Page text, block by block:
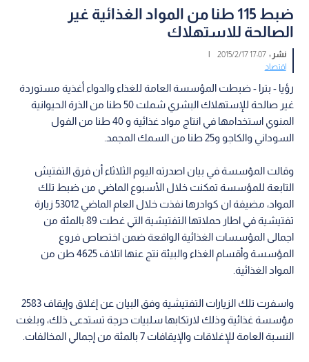
ضبط 115 طنا من المواد الغذائية غير
الصالحة للاستهلاك
نشر :17:07 2015/2/17
|
اقتصاد
رؤيا - بترا - ضبطت المؤسسة العامة للغذاء والدواء أغذية مستوردة
غير صالحة للإستهلاك البشري شملت 50 طنا من الذرة الحيوانية
المنوي استخدامها في انتاج مواد غذائية و 40 طنا من الفول
السوداني والكاجو و25 طنا من السمك المجمد.
وقالت المؤسسة في بيان اصدرته اليوم الثلاثاء أن فرق التفتيش
التابعة للمؤسسة تمكنت خلال الأسبوع الماضي من ضبط تلك
المواد، مضيفة ان كوادرها نفذت خلال العام الماضي 53012 زيارة
تفتيشية في اطار حملاتها التفتيشية التي غطت 89 بالمئة من
اجمالى المؤسسات الغذائية الواقعة ضمن اختصاص فروع
المؤسسة وأقسام الغذاء والبيئة نتج عنها اتلاف 4625 طن من
المواد الغذائية.
واسفرت تلك الزيارات التفتيشية وفق البيان عن إغلاق وإيقاف 2583
مؤسسة غذائية وذلك لارتكابها سلبيات حرجة تستدعى ذلك، وبلغت
النسبة العامة للإغلاقات والإيقافات 7 بالمئة من إجمالي المخالفات.